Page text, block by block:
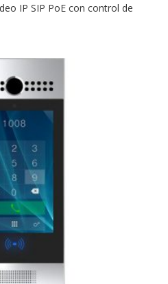
IP SIP PoE con control de